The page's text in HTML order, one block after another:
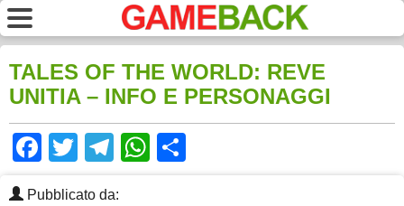
TALES OF THE WORLD: REVE
UNITIA – INFO E PERSONAGGI
Facebook
TwitterTelegram
WhatsApp
Pubblicato da: